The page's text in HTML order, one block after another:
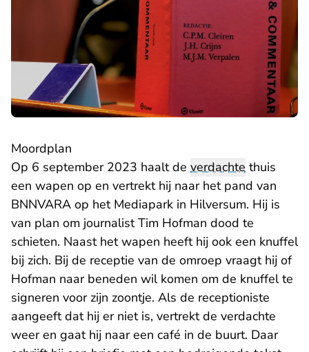
Moordplan
Op 6 september 2023 haalt de verdachte thuis
een wapen op en vertrekt hij naar het pand van
BNNVARA op het Mediapark in Hilversum. Hij is
van plan om journalist Tim Hofman dood te
schieten. Naast het wapen heeft hij ook een knuffel
bij zich. Bij de receptie van de omroep vraagt hij of
Hofman naar beneden wil komen om de knuffel te
signeren voor zijn zoontje. Als de receptioniste
aangeeft dat hij er niet is, vertrekt de verdachte
weer en gaat hij naar een café in de buurt. Daar